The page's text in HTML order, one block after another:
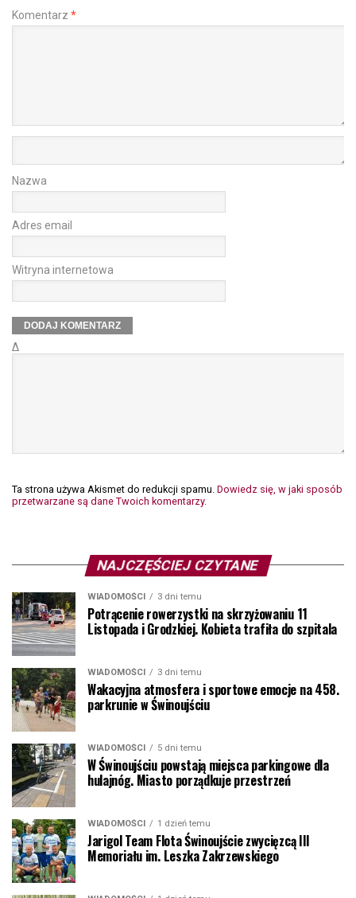
Komentarz *
Nazwa
Adres email
Witryna internetowa
Δ
Ta strona używa Akismet do redukcji spamu. Dowiedz się, w jaki sposób
przetwarzane są dane Twoich komentarzy.
NAJCZĘŚCIEJ CZYTANE
WIADOMOŚCI 3 dni temu
Potrącenie rowerzystki na skrzyżowaniu 11
Listopada i Grodzkiej. Kobieta trafiła do szpitala
WIADOMOŚCI 3 dni temu
Wakacyjna atmosfera i sportowe emocje na 458.
parkrunie w Świnoujściu
WIADOMOŚCI 5 dni temu
W Świnoujściu powstają miejsca parkingowe dla
hulajnóg. Miasto porządkuje przestrzeń
WIADOMOŚCI 1 dzień temu
Jarigol Team Flota Świnoujście zwycięzcą III
Memoriału im. Leszka Zakrzewskiego